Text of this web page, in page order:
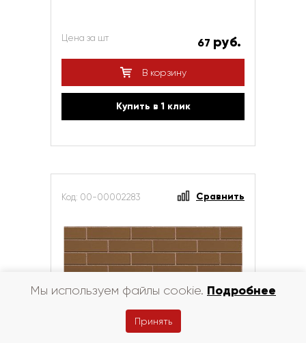
Цена за шт 67 руб.
В корзину
Купить в 1 клик
Код: 00-00002283 Сравнить
Мы используем файлы cookie. Подробнее
Принять